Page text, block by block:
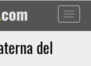
Toggle
del